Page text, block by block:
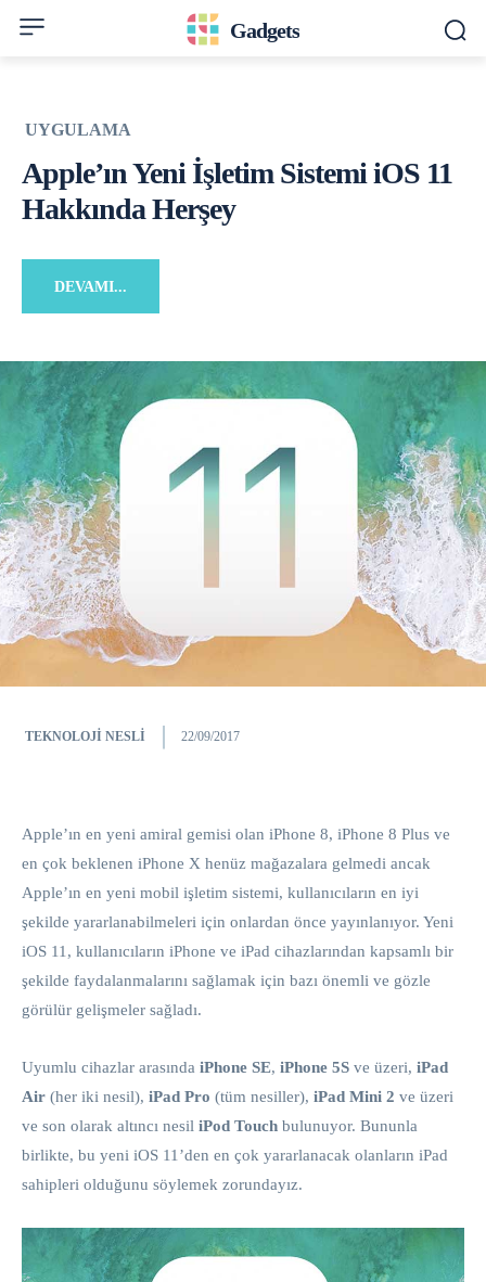
Gadgets
UYGULAMA
Apple’ın Yeni İşletim Sistemi iOS 11
Hakkında Herşey
DEVAMI...
TEKNOLOJI NESLI 22/09/2017
Apple’ın en yeni amiral gemisi olan iPhone 8, iPhone 8 Plus ve
en çok beklenen iPhone X henüz mağazalara gelmedi ancak
Apple’ın en yeni mobil işletim sistemi, kullanıcıların en iyi
şekilde yararlanabilmeleri için onlardan önce yayınlanıyor. Yeni
iOS 11, kullanıcıların iPhone ve iPad cihazlarından kapsamlı bir
şekilde faydalanmalarını sağlamak için bazı önemli ve gözle
görülür gelişmeler sağladı.
Uyumlu cihazlar arasında iPhone SE, iPhone 5S ve üzeri, iPad
Air (her iki nesil), iPad Pro (tüm nesiller), iPad Mini 2 ve üzeri
ve son olarak altıncı nesil iPod Touch bulunuyor. Bununla
birlikte, bu yeni iOS 11’den en çok yararlanacak olanların iPad
sahipleri olduğunu söylemek zorundayız.